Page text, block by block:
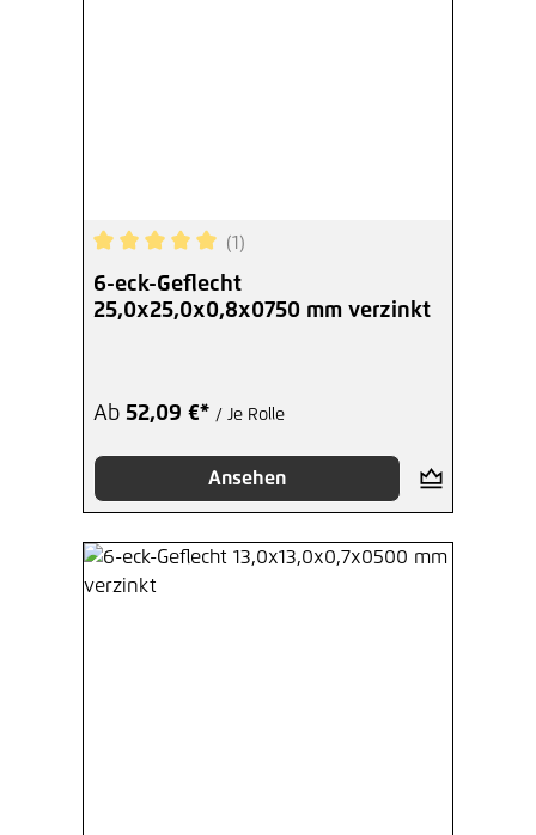
Durchschnittliche Bewertung von 5 von 5
(1)
6-eck-Geflecht
25,0x25,0x0,8x0750 mm verzinkt
Ab 52,09 €* / Je Rolle
Ansehen